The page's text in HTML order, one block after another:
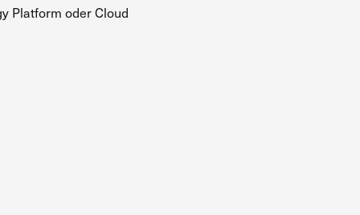
Platform oder Cloud